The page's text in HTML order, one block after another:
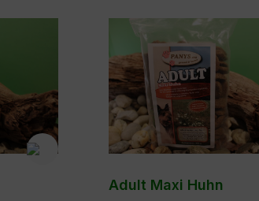
Adult Maxi Huhn